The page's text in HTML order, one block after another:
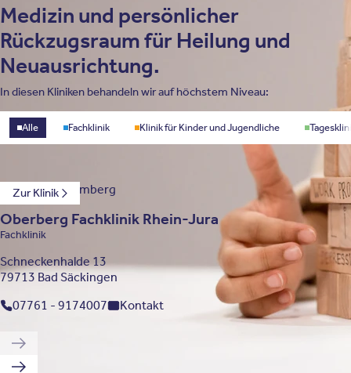
Medizin und persönlicher
Rückzugsraum für Heilung und
Neuausrichtung.
In diesen Kliniken behandeln wir auf höchstem Niveau:
Standorttyp
Alle Fachklinik Klinik für Kinder und Jugendliche
Zur Klinik
Baden-Württemberg
Oberberg Fachklinik Rhein-Jura
Fachklinik
Schneckenhalde 13
79713 Bad Säckingen
07761 - 9174007
Kontakt
Vorherige Klinik